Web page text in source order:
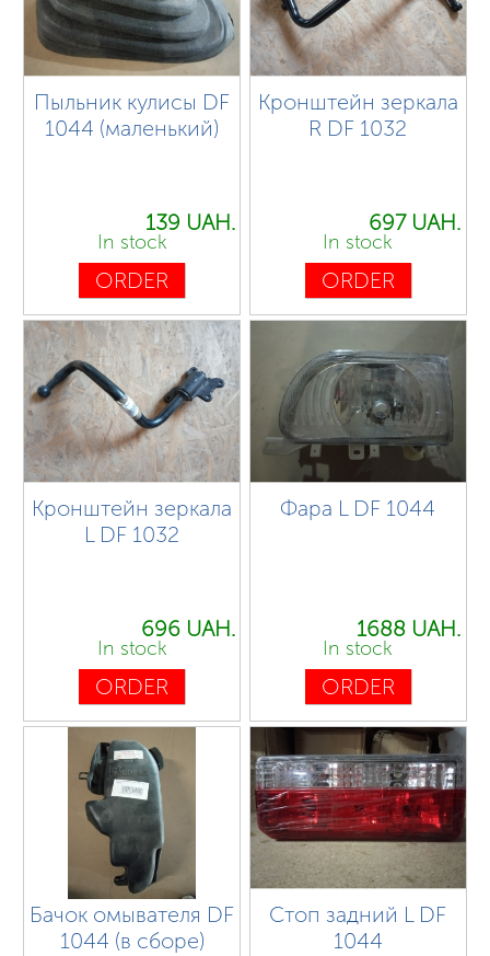
Пыльник кулисы DF
1044 (маленький)
139 UAH.
In stock
ORDER
Кронштейн зеркала
R DF 1032
697 UAH.
In stock
ORDER
Кронштейн зеркала
L DF 1032
696 UAH.
In stock
ORDER
Фара L DF 1044
1688 UAH.
In stock
ORDER
Бачок омывателя DF
1044 (в сборе)
Стоп задний L DF
1044